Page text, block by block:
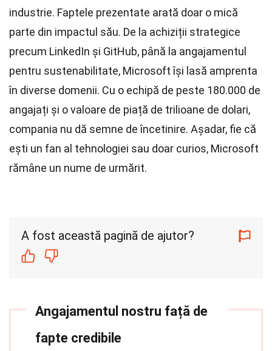
industrie. Faptele prezentate arată doar o mică
parte din impactul său. De la achiziții strategice
precum LinkedIn și GitHub, până la angajamentul
pentru sustenabilitate, Microsoft își lasă amprenta
în diverse domenii. Cu o echipă de peste 180.000 de
angajați și o valoare de piață de trilioane de dolari,
compania nu dă semne de încetinire. Așadar, fie că
ești un fan al tehnologiei sau doar curios, Microsoft
rămâne un nume de urmărit.
A fost această pagină de ajutor?
Angajamentul nostru față de
fapte credibile